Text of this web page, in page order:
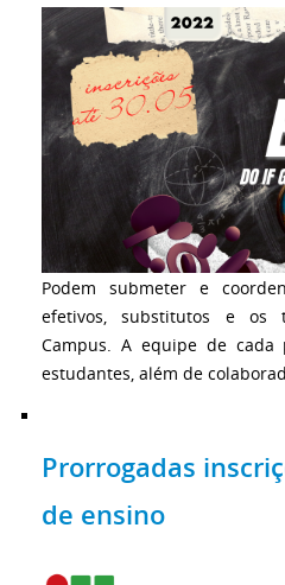
Podem submeter e
efetivos, substitutos e os
Campus. A equipe de
estudantes, além de
Prorrogadas
de ensino